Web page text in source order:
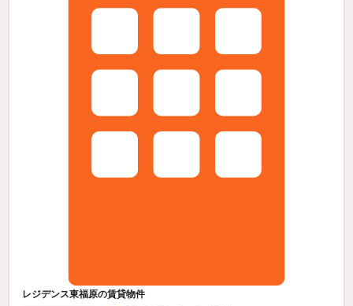
レジデンス東福原の賃貸物件